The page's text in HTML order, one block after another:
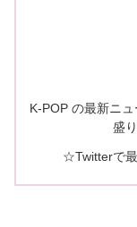
K-POP の最新ニ
盛
☆Twitterで最